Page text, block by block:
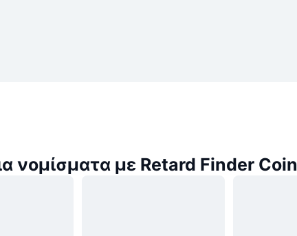
νομίσματα με Retard Finder Coin